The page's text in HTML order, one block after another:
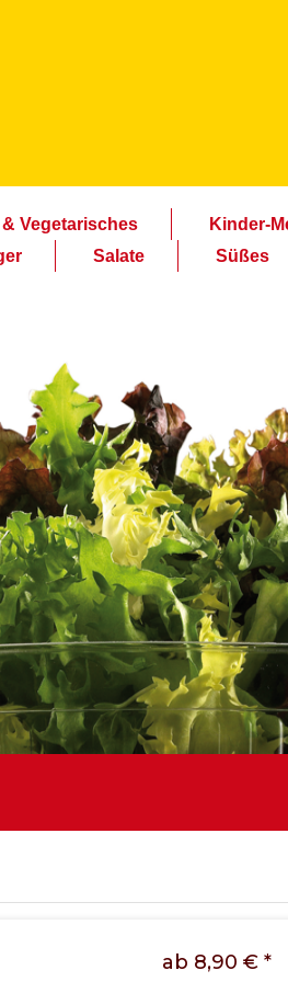
Vegetarisches Kinder-
Salate Süßes
ab 8,90 € *